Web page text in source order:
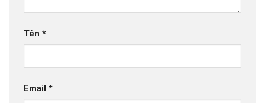
Tên *
Email *